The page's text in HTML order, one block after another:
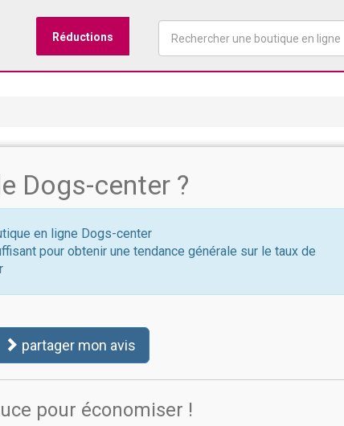
Réductions
Dogs-center ?
en ligne Dogs-center
pour obtenir une tendance générale sur le taux de
partager mon avis
pour économiser !